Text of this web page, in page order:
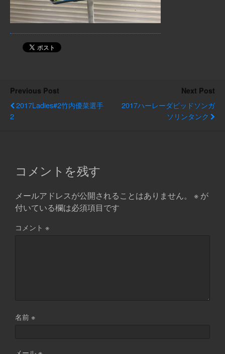
Previous Post
2017Ladies#2竹内優菜選手
2
Next Post
2017ハーレーダビッドソンガ
ソリンタンク
コメントを残す
メールアドレスが公開されることはありません。 ※ が
付いている欄は必須項目です
コメント ※
名前※